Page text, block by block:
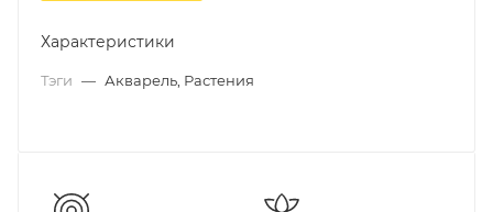
Характеристики
Тэги — Акварель, Растения